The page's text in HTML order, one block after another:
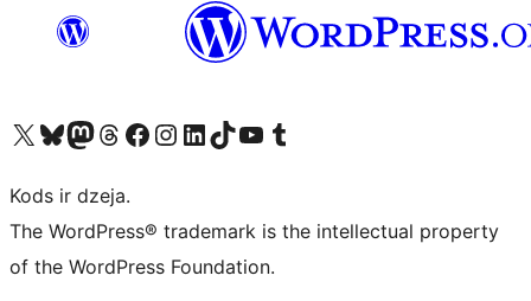
Apmeklējiet mūsu X (agrāk Twitter) kontu
Apmeklējiet mūsu Bluesky kontu
Apmeklējiet mūsu Mastodon kontu
Apmeklējiet mūsu Threads kontu
Apmeklējiet mūsu Facebook lapuApmeklējiet mūsu Instagram kontu
Apmeklējiet mūsu LinkedIn kontu
Apmeklējiet mūsu TikTok kontu
Apmeklējiet mūsu YouTube kanālu
Apmeklējiet mūsu Tumblr kontu
Kods ir dzeja.
The WordPress® trademark is the intellectual property
of the WordPress Foundation.